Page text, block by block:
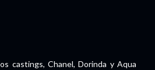
castings, Chanel, Dorinda y Aqua